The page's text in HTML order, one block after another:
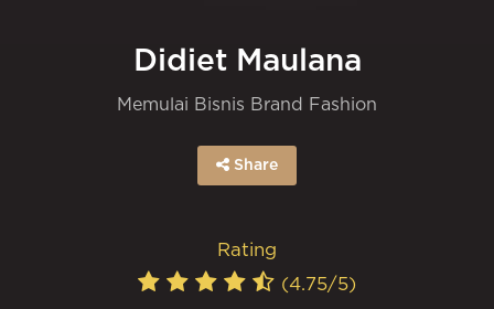
Didiet Maulana
Memulai Bisnis Brand Fashion
Share
Rating
(4.75/5)